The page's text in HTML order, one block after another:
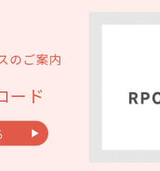
のご案内
ード